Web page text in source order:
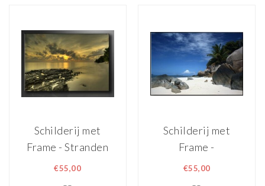
200x100 cm
Schilderij met
Frame - Stranden
zonsondergang
€55,00
Schilderij met
Frame -
Palmbomen en
€55,00